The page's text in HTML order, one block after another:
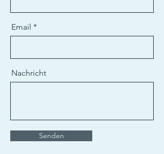
Email
Nachricht
Senden